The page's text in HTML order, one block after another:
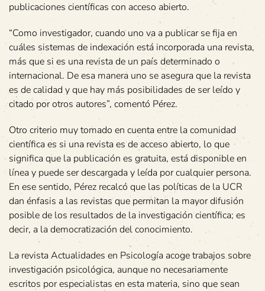
publicaciones científicas con acceso abierto.
“Como investigador, cuando uno va a publicar se fija en
cuáles sistemas de indexación está incorporada una revista,
más que si es una revista de un país determinado o
internacional. De esa manera uno se asegura que la revista
es de calidad y que hay más posibilidades de ser leído y
citado por otros autores”, comentó Pérez.
Otro criterio muy tomado en cuenta entre la comunidad
científica es si una revista es de acceso abierto, lo que
significa que la publicación es gratuita, está disponible en
línea y puede ser descargada y leída por cualquier persona.
En ese sentido, Pérez recalcó que las políticas de la UCR
dan énfasis a las revistas que permitan la mayor difusión
posible de los resultados de la investigación científica; es
decir, a la democratización del conocimiento.
La revista Actualidades en Psicología acoge trabajos sobre
investigación psicológica, aunque no necesariamente
escritos por especialistas en esta materia, sino que sean